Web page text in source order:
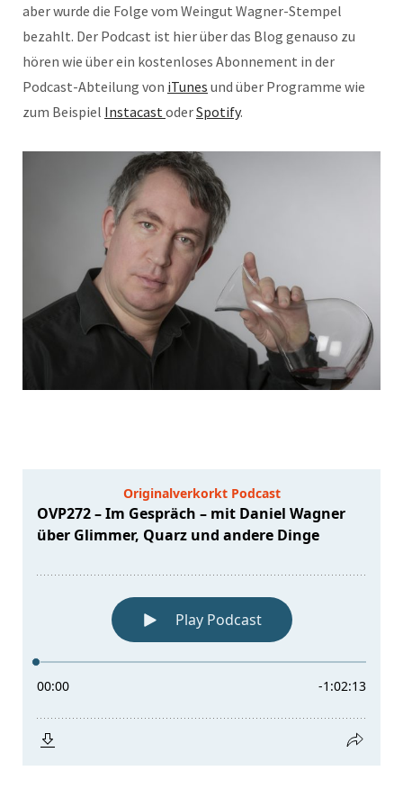
aber wurde die Folge vom Weingut Wagner-Stempel
bezahlt. Der Podcast ist hier über das Blog genauso zu
hören wie über ein kostenloses Abonnement in der
Podcast-Abteilung von iTunes und über Programme wie
zum Beispiel Instacast oderSpotify.